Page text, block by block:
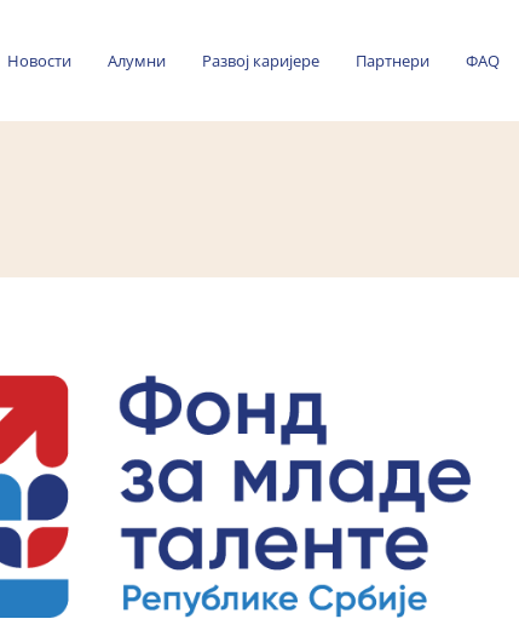
Новости Алумни Развој каријере Партнери ФАQ